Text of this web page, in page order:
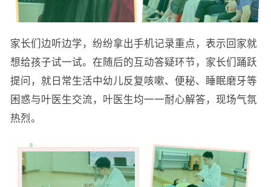
家长们边听边学，纷纷拿出手机记录重点，表示回家就
想给孩子试一试。在随后的互动答疑环节，家长们踊跃
提问，就日常生活中幼儿反复咳嗽、便秘、睡眠磨牙等
困惑与叶医生交流，叶医生均一一耐心解答，现场气氛
热烈。